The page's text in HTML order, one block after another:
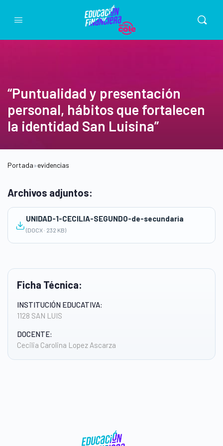
“Puntualidad y presentación
personal, hábitos que fortalecen
la identidad San Luisina”
Portada»evidencias
Ficha Técnica:
INSTITUCIÓN EDUCATIVA:
1128 SAN LUIS
DOCENTE:
Cecilia Carolina Lopez Ascarza
Archivos adjuntos:
UNIDAD-1-CECILIA-SEGUNDO-de-secundaria
(DOCX · 232 KB)